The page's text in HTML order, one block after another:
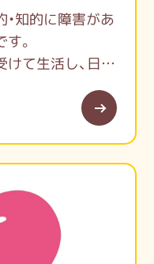
知的に障害があ
。
て生活し、日々
しみながら過ご
ティアに、ほん
あなた！